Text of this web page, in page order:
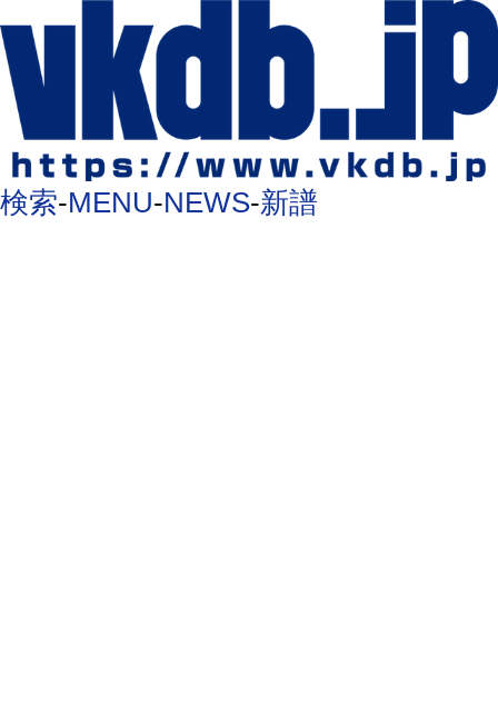
検索-MENU-NEWS-新譜